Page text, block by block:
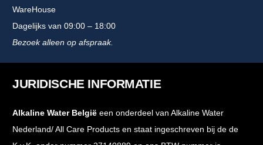
WareHouse
Dagelijks van 09:00 – 18:00
Bezoek alleen op afspraak.
JURIDISCHE INFORMATIE
Alkaline Water België een onderdeel van Alkaline Water
Nederland/ All Care Products en staat ingeschreven bij de de